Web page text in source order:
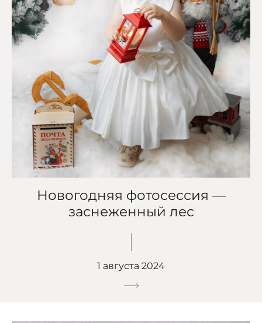
Новогодняя фотосессия —
заснеженный лес
1 августа 2024